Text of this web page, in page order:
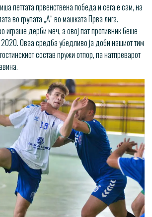
петтата првенствена победа и сега е сам, на
во групата „А“ во машката Прва лига.
играше дерби меч, а овој пат противник беше
Оваа средба убедливо ја доби нашиот тим
состав пружи отпор, па натпреварот